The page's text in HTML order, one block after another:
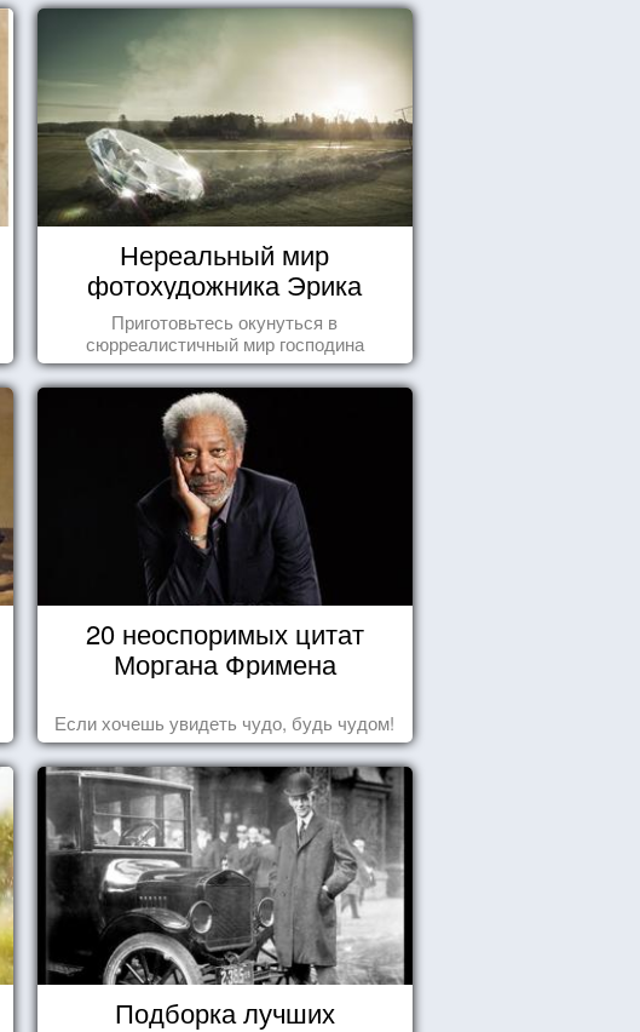
Нереальный мир
фотохудожника Эрика
Йоханссона
Приготовьтесь окунуться в
сюрреалистичный мир господина
Йоханссона
20 неоспоримых цитат
Моргана Фримена
Если хочешь увидеть чудо, будь чудом!
Подборка лучших